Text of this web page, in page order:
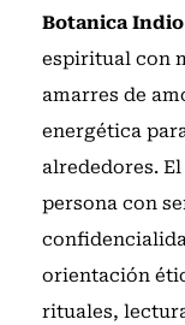
Botanica
espiritual con
amarres de
energética
alrededores.
persona con
orientación
rituales,